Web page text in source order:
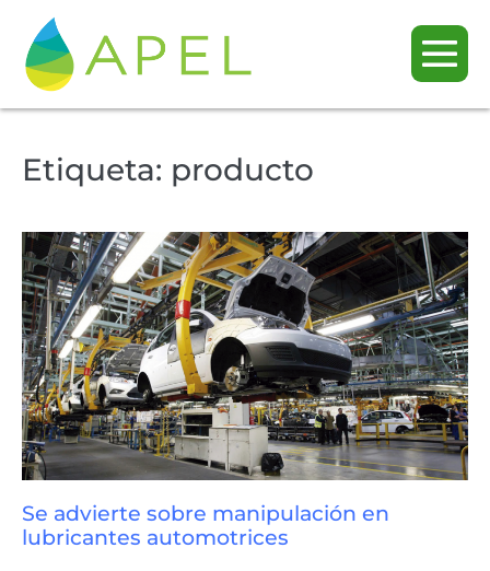
Etiqueta: producto
Se advierte sobre manipulación en
lubricantes automotrices